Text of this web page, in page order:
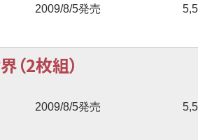
2009/8/5発売
2枚組）
2009/8/5発売